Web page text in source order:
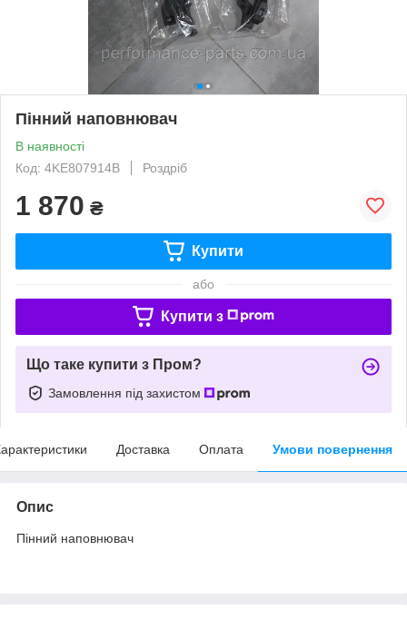
Пінний наповнювач
В наявності
Код: 4KE807914B
Роздріб
1 870 ₴
Купити
або
Купити з
Що таке купити з Пром?
Замовлення під захистом
Доставка Оплата Умови повернення
Опис
Пінний наповнювач